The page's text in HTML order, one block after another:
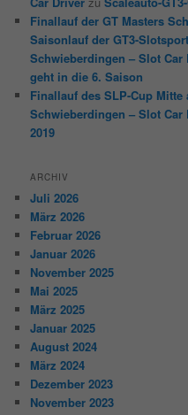
Finallauf der GT Masters
Saisonlauf der GT3-
Schwieberdingen – Slot Car
geht in die 6. Saison
Finallauf des SLP-Cup Mitte
Schwieberdingen – Slot Car
2019
ARCHIV
Juli 2026
März 2026
Februar 2026
Januar 2026
November 2025
Mai 2025
März 2025
Januar 2025
August 2024
März 2024
Dezember 2023
November 2023